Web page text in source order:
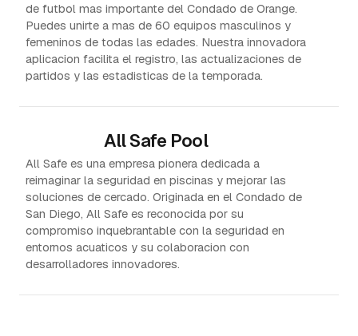
de futbol mas importante del Condado de Orange.
Puedes unirte a mas de 60 equipos masculinos y
femeninos de todas las edades. Nuestra innovadora
aplicacion facilita el registro, las actualizaciones de
partidos y las estadisticas de la temporada.
All Safe Pool
All Safe es una empresa pionera dedicada a
reimaginar la seguridad en piscinas y mejorar las
soluciones de cercado. Originada en el Condado de
San Diego, All Safe es reconocida por su
compromiso inquebrantable con la seguridad en
entornos acuaticos y su colaboracion con
desarrolladores innovadores.